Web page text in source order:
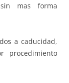
mas forma
a caducidad,
procedimiento